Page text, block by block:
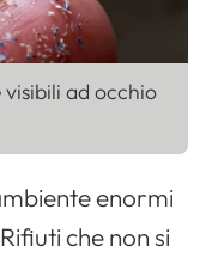
ad occhio
enormi
che non si